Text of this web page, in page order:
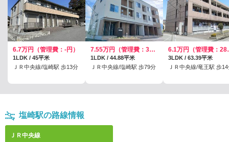
6.7万円（管理費：-円）
1LDK / 45平米
ＪＲ中央線/塩崎駅 歩13分
7.55万円（管理費：3500円）
1LDK / 44.88平米
ＪＲ中央線/塩崎駅 歩79分
6.1
3LDK / 63.39平米
ＪＲ中央線/竜王駅 歩
塩崎駅の路線情報
ＪＲ中央線